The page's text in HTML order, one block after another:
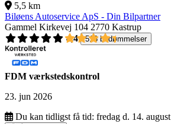
5,5 km
Biløens Autoservice ApS - Din Bilpartner
Gammel Kirkevej 104 2770 Kastrup
4,4
518 bedømmelser
FDM værkstedskontrol
23. jun 2026
Du kan tidligst få tid: fredag d. 14. august